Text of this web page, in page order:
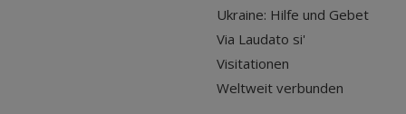
Ukraine: Hilfe und Gebet
Via Laudato si'
Visitationen
Weltweit verbunden